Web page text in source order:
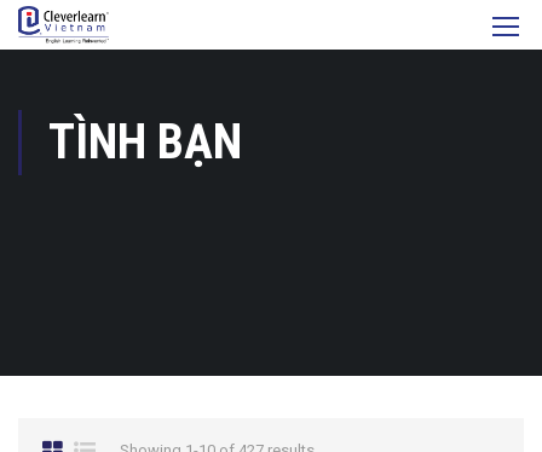
TÌNH BẠN